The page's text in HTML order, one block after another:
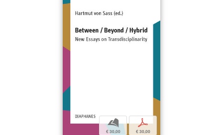
b
€ 30,00
p
€ 30,00